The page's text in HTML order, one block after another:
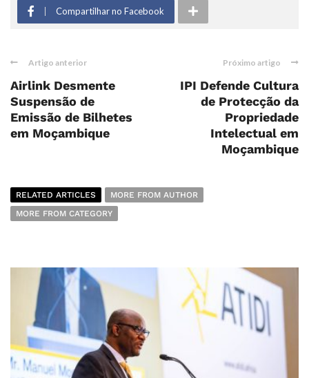
Compartilhar no Facebook
Artigo anterior
Airlink Desmente
Suspensão de
Emissão de Bilhetes
em Moçambique
Próximo artigo
IPI Defende Cultura
de Protecção da
Propriedade
Intelectual em
Moçambique
RELATED ARTICLES
MORE FROM AUTHOR
MORE FROM CATEGORY